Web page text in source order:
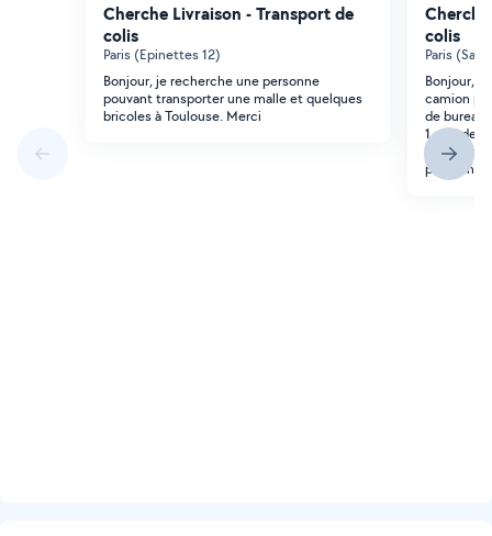
Cherche Livraison - Transport de
colis
Paris (Epinettes 12)
Bonjour, je recherche une personne
pouvant transporter une malle et quelques
bricoles à Toulouse. Merci
colis
Paris
Bonjour,
camion
de bureau
1 sac, de
souhaite
personne.